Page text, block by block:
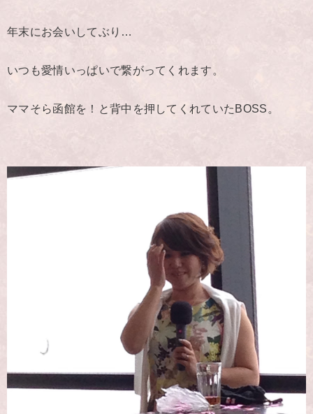
年末にお会いしてぶり…
いつも愛情いっぱいで繋がってくれます。
ママそら函館を！と背中を押してくれていたBOSS。